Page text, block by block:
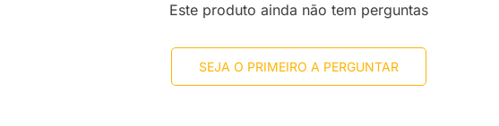
Este produto ainda não tem perguntas
SEJA O PRIMEIRO A PERGUNTAR